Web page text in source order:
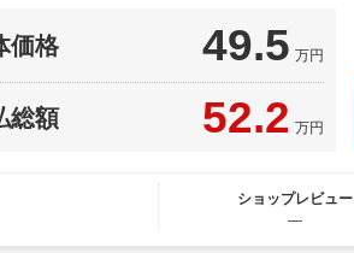
価格 49.5 万円
総額 52.2 万円
ショップレビュー
―